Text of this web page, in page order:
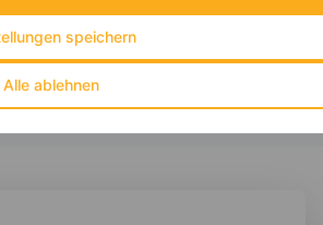
Alle ablehnen
speichern